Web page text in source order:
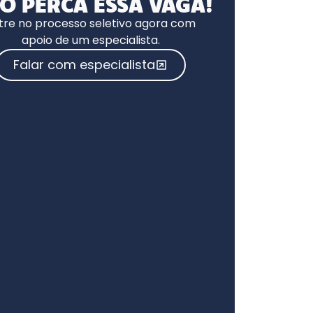
no processo seletivo agora com
apoio de um especialista.
Falar com especialista